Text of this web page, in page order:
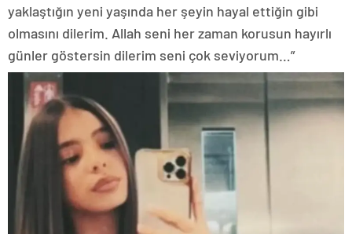
yaklaştığın yeni yaşında her şeyin hayal ettiğin gibi
olmasını dilerim. Allah seni her zaman korusun hayırlı
günler göstersin dilerim seni çok seviyorum…”